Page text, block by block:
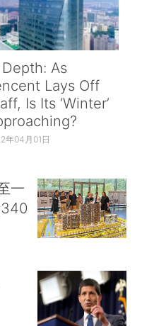
。中小企业发展中
恶性竞争；有的浪费
动者权益和产品质
小企业又成为最为脆
信法制、产业政策、
提升为国家战略的具
强化国家战略规划，
引导。
Depth: As
Lays Off
Is Its ‘Winter’
年04月01日
一